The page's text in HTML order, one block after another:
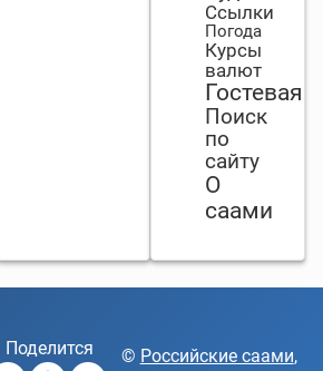
Ссылки
Погода
Курсы
валют
Гостевая
Поиск
по
сайту
О
саами
Поделится © Российские саами,